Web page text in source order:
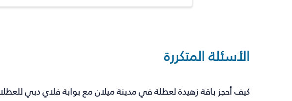
الأسئلة المتكررة
كيف أحجز باقة زهيدة لعطلة في مدينة ميلان مع بوابة فلاي دبي